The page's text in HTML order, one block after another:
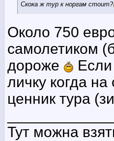
Скока ж тур к норгам стоит?
Около 750
самолетиком
дороже
личку когда
ценник тура
Тут можна